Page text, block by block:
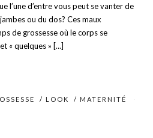
l’une d’entre vous peut se vanter de
ou du dos? Ces maux
de grossesse où le corps se
« quelques » […]
/ LOOK / MATERNITÉ